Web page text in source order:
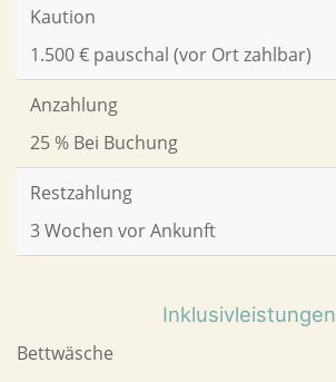
Kaution
1.500 € pauschal (vor Ort zahlbar)
Anzahlung
25 % Bei Buchung
Restzahlung
3 Wochen vor Ankunft
Inklusivleistungen
Bettwäsche